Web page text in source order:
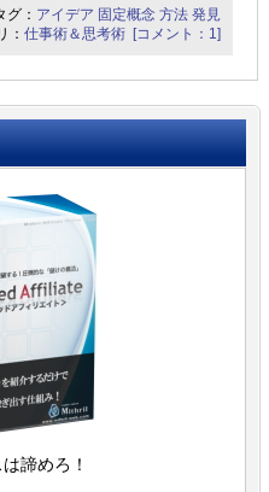
グ： アイデア 固定概念 方法 発見
：仕事術＆思考術 [コメント：1]
諦めろ！